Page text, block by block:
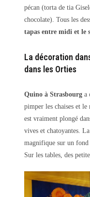
pécan (torta de tia
chocolate). Tous les
tapas entre midi et le
La décoration
dans les Orties
Quino à Strasbourg a
pimper les chaises et
est vraiment plongé
vives et chatoyantes.
magnifique sur un fond
Sur les tables, des